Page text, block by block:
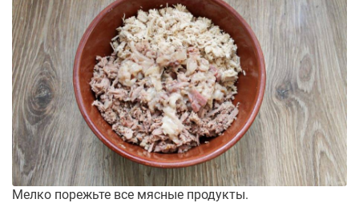
Мелко порежьте все мясные продукты.